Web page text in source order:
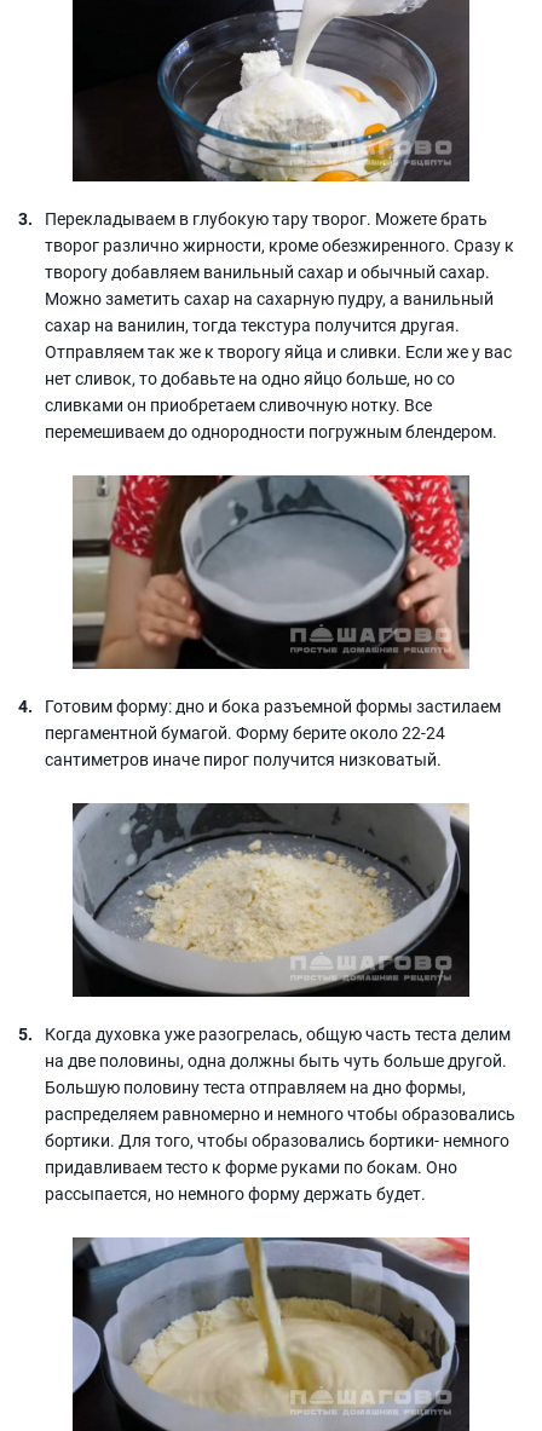
Перекладываем в глубокую тару творог. Можете брать
творог различно жирности, кроме обезжиренного. Сразу к
творогу добавляем ванильный сахар и обычный сахар.
Можно заметить сахар на сахарную пудру, а ванильный
сахар на ванилин, тогда текстура получится другая.
Отправляем так же к творогу яйца и сливки. Если же у вас
нет сливок, то добавьте на одно яйцо больше, но со
сливками он приобретаем сливочную нотку. Все
перемешиваем до однородности погружным блендером.
Готовим форму: дно и бока разъемной формы застилаем
пергаментной бумагой. Форму берите около 22-24
сантиметров иначе пирог получится низковатый.
Когда духовка уже разогрелась, общую часть теста делим
на две половины, одна должны быть чуть больше другой.
Большую половину теста отправляем на дно формы,
распределяем равномерно и немного чтобы образовались
бортики. Для того, чтобы образовались бортики- немного
придавливаем тесто к форме руками по бокам. Оно
рассыпается, но немного форму держать будет.